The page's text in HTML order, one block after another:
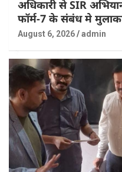
अधिकारी से SIR
फॉर्म-7 के संबंध मे
August 6, 2026 admin